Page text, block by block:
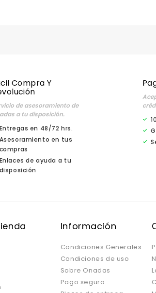
Compra Y
de asesoramiento de
a tu disposición.
Entregas en 48/72 hrs.
Asesoramiento en tus
compras
Enlaces de ayuda a tu
disposición
Información
Condiciones Generales
Condiciones de uso
Sobre Onadas
Pago seguro